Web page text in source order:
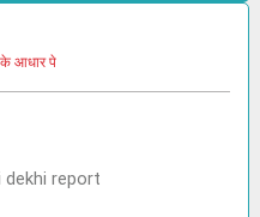
के आधार पे
dekhi report